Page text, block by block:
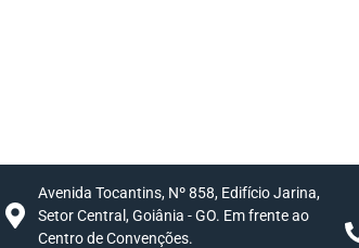
Avenida Tocantins, Nº 858, Edifício Jarina,
Setor Central, Goiânia - GO. Em frente ao
Centro de Convenções.